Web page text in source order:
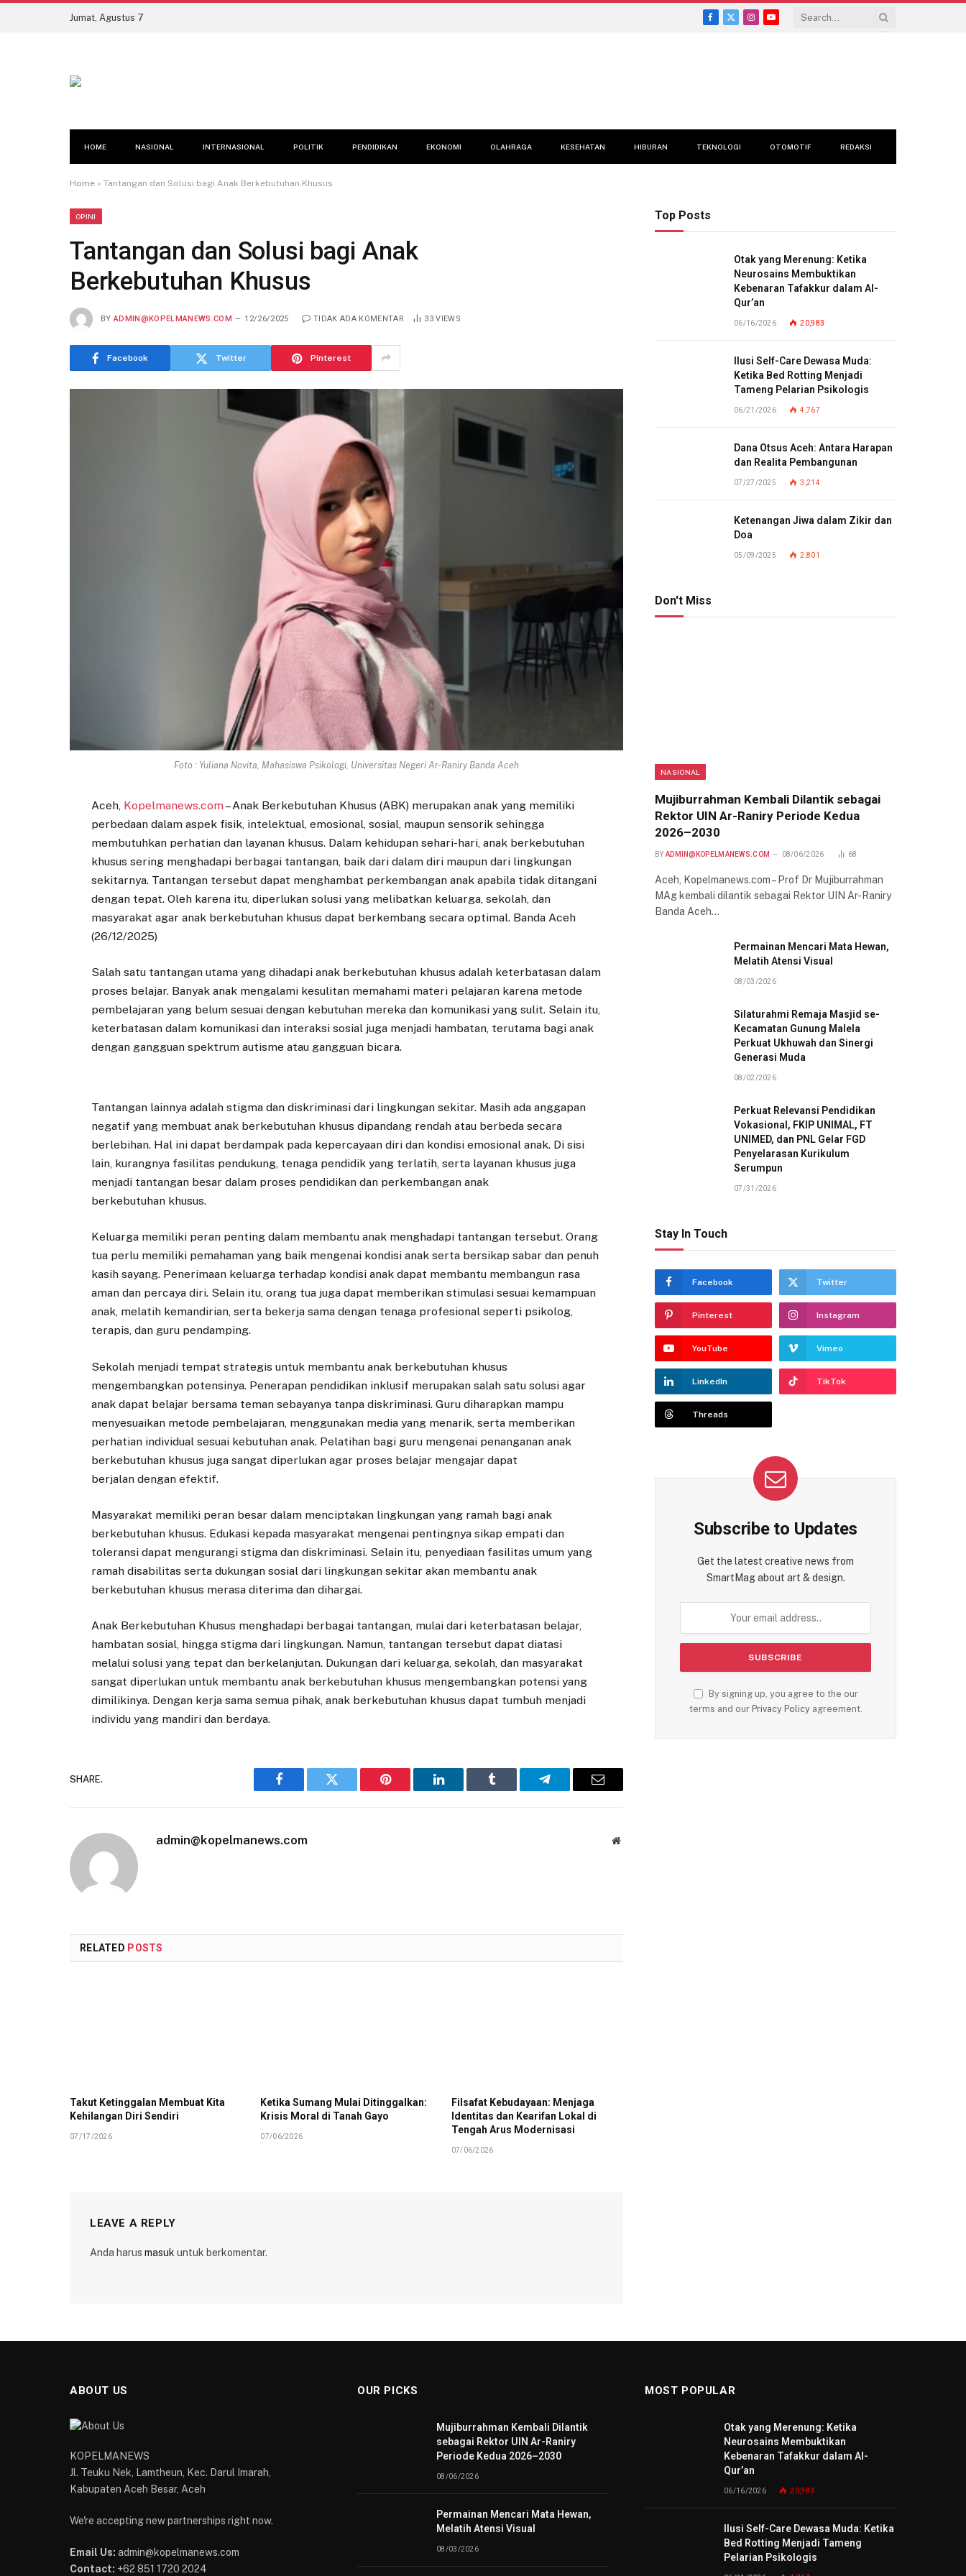
Jumat, Agustus 7
Facebook
X
InstagramYouTube
HOME NASIONAL INTERNASIONAL POLITIK PENDIDIKAN EKONOMI OLAHRAGA KESEHATAN HIBURAN TEKNOLOGI OTOMOTIF REDAKSI
Home » Tantangan dan Solusi bagi Anak Berkebutuhan Khusus
OPINI
Tantangan dan Solusi bagi Anak
Berkebutuhan Khusus
BY ADMIN@KOPELMANEWS.COM 12/26/2025 TIDAK ADA KOMENTAR 33VIEWS
Facebook Twitter Pinterest
Foto : Yuliana Novita, Mahasiswa Psikologi, Universitas Negeri Ar-Raniry Banda Aceh
Aceh, Kopelmanews.com– Anak Berkebutuhan Khusus (ABK) merupakan anak yang memiliki
perbedaan dalam aspek fisik, intelektual, emosional, sosial, maupun sensorik sehingga
membutuhkan perhatian dan layanan khusus. Dalam kehidupan sehari-hari, anak berkebutuhan
khusus sering menghadapi berbagai tantangan, baik dari dalam diri maupun dari lingkungan
sekitarnya. Tantangan tersebut dapat menghambat perkembangan anak apabila tidak ditangani
dengan tepat. Oleh karena itu, diperlukan solusi yang melibatkan keluarga, sekolah, dan
masyarakat agar anak berkebutuhan khusus dapat berkembang secara optimal. Banda Aceh
(26/12/2025)
Salah satu tantangan utama yang dihadapi anak berkebutuhan khusus adalah keterbatasan dalam
proses belajar. Banyak anak mengalami kesulitan memahami materi pelajaran karena metode
pembelajaran yang belum sesuai dengan kebutuhan mereka dan komunikasi yang sulit. Selain itu,
keterbatasan dalam komunikasi dan interaksi sosial juga menjadi hambatan, terutama bagi anak
dengan gangguan spektrum autisme atau gangguan bicara.
Tantangan lainnya adalah stigma dan diskriminasi dari lingkungan sekitar. Masih ada anggapan
negatif yang membuat anak berkebutuhan khusus dipandang rendah atau berbeda secara
berlebihan. Hal ini dapat berdampak pada kepercayaan diri dan kondisi emosional anak. Di sisi
lain, kurangnya fasilitas pendukung, tenaga pendidik yang terlatih, serta layanan khusus juga
menjadi tantangan besar dalam proses pendidikan dan perkembangan anak
berkebutuhan khusus.
Keluarga memiliki peran penting dalam membantu anak menghadapi tantangan tersebut. Orang
tua perlu memiliki pemahaman yang baik mengenai kondisi anak serta bersikap sabar dan penuh
kasih sayang. Penerimaan keluarga terhadap kondisi anak dapat membantu membangun rasa
aman dan percaya diri. Selain itu, orang tua juga dapat memberikan stimulasi sesuai kemampuan
anak, melatih kemandirian, serta bekerja sama dengan tenaga profesional seperti psikolog,
terapis, dan guru pendamping.
Sekolah menjadi tempat strategis untuk membantu anak berkebutuhan khusus
mengembangkan potensinya. Penerapan pendidikan inklusif merupakan salah satu solusi agar
anak dapat belajar bersama teman sebayanya tanpa diskriminasi. Guru diharapkan mampu
menyesuaikan metode pembelajaran, menggunakan media yang menarik, serta memberikan
perhatian individual sesuai kebutuhan anak. Pelatihan bagi guru mengenai penanganan anak
berkebutuhan khusus juga sangat diperlukan agar proses belajar mengajar dapat
berjalan dengan efektif.
Masyarakat memiliki peran besar dalam menciptakan lingkungan yang ramah bagi anak
berkebutuhan khusus. Edukasi kepada masyarakat mengenai pentingnya sikap empati dan
toleransi dapat mengurangi stigma dan diskriminasi. Selain itu, penyediaan fasilitas umum yang
ramah disabilitas serta dukungan sosial dari lingkungan sekitar akan membantu anak
berkebutuhan khusus merasa diterima dan dihargai.
Anak Berkebutuhan Khusus menghadapi berbagai tantangan, mulai dari keterbatasan belajar,
hambatan sosial, hingga stigma dari lingkungan. Namun, tantangan tersebut dapat diatasi
melalui solusi yang tepat dan berkelanjutan. Dukungan dari keluarga, sekolah, dan masyarakat
sangat diperlukan untuk membantu anak berkebutuhan khusus mengembangkan potensi yang
dimilikinya. Dengan kerja sama semua pihak, anak berkebutuhan khusus dapat tumbuh menjadi
individu yang mandiri dan berdaya.
SHARE.
Facebook Twitter Pinterest LinkedIn Tumblr Telegram Email
admin@kopelmanews.com Website
RELATED POSTS
Takut Ketinggalan Membuat Kita
Kehilangan Diri Sendiri
07/17/2026
Ketika Sumang Mulai Ditinggalkan:
Krisis Moral di Tanah Gayo
07/06/2026
Filsafat Kebudayaan: Menjaga
Identitas dan Kearifan Lokal di
Tengah Arus Modernisasi
07/06/2026
LEAVE A REPLY
Anda harus masuk untuk berkomentar.
Top Posts
Otak yang Merenung: Ketika
Neurosains Membuktikan
Kebenaran Tafakkur dalam Al-
Qur’an
06/16/2026 20,983
Ilusi Self-Care Dewasa Muda:
Ketika Bed Rotting Menjadi
Tameng Pelarian Psikologis
06/21/2026 4,767
Dana Otsus Aceh: Antara Harapan
dan Realita Pembangunan
07/27/2025 3,214
Ketenangan Jiwa dalam Zikir dan
Doa
05/09/2025 2,801
Don't Miss
NASIONAL
Mujiburrahman Kembali Dilantik sebagai
Rektor UIN Ar-Raniry Periode Kedua
2026–2030
BY ADMIN@KOPELMANEWS.COM 08/06/2026 68
Aceh, Kopelmanews.com – Prof Dr Mujiburrahman
MAg kembali dilantik sebagai Rektor UIN Ar-Raniry
Banda Aceh…
Permainan Mencari Mata Hewan,
Melatih Atensi Visual
08/03/2026
Silaturahmi Remaja Masjid se-
Kecamatan Gunung Malela
Perkuat Ukhuwah dan Sinergi
Generasi Muda
08/02/2026
Perkuat Relevansi Pendidikan
Vokasional, FKIP UNIMAL, FT
UNIMED, dan PNL Gelar FGD
Penyelarasan Kurikulum
Serumpun
07/31/2026
Stay In Touch
Facebook Twitter
Pinterest Instagram
YouTube Vimeo
LinkedIn TikTok
Threads
Subscribe to Updates
Get the latest creative news from
SmartMag about art & design.
By signing up, you agree to the our
terms and our Privacy Policyagreement.
ABOUT US
KOPELMANEWS
Jl. Teuku Nek, Lamtheun, Kec. Darul Imarah,
Kabupaten Aceh Besar, Aceh
We're accepting new partnerships right now.
Email Us: admin@kopelmanews.com
Contact: +62 851 1720 2024
OUR PICKS
Mujiburrahman Kembali Dilantik
sebagai Rektor UIN Ar-Raniry
Periode Kedua 2026–2030
08/06/2026
Permainan Mencari Mata Hewan,
Melatih Atensi Visual
08/03/2026
MOST POPULAR
Otak yang Merenung: Ketika
Neurosains Membuktikan
Kebenaran Tafakkur dalam Al-
Qur’an
06/16/2026 20,983
Ilusi Self-Care Dewasa Muda: Ketika
Bed Rotting Menjadi Tameng
Pelarian Psikologis